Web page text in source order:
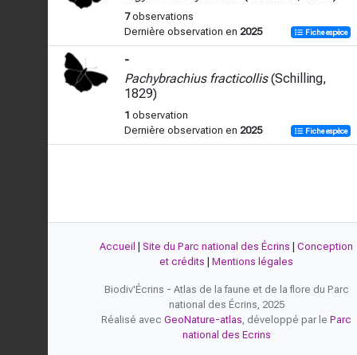
7observations
Dernière observation en 2025 Fiche espèce
-
Pachybrachius fracticollis(Schilling,
1829)
1 observation
Dernière observation en 2025 Fiche espèce
Accueil Site du Parc national des Écrins
Conception
et crédits
Mentions légales
Biodiv'Écrins - Atlas de la faune et de la flore du Parc
national des Écrins, 2025
Réalisé avec GeoNature-atlas, développé par le Parc
national des Ecrins